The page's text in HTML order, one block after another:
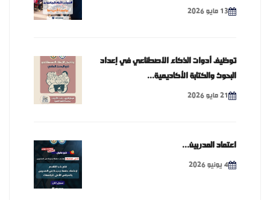
13 مايو 2026
توظيف أدوات الذكاء الاصطناعي في إعداد
البحوث والكتابة الأكاديمية...
21 مايو 2026
اعتماد المدربين...
4 يونيو 2026